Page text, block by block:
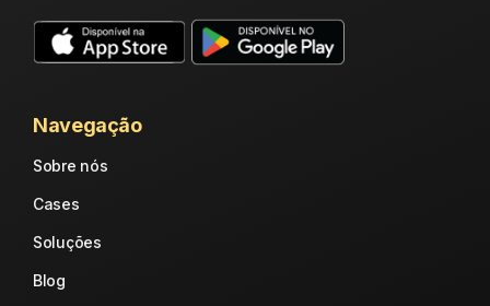
Navegação
Sobre nós
Cases
Soluções
Blog